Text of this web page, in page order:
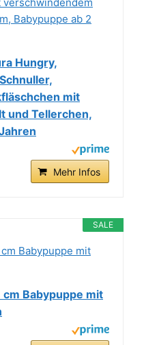
Hungry,
mit
und Tellerchen,
Mehr Infos
SALE
Babypuppe mit